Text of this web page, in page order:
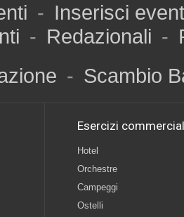
- Inserisci
- Redazionali -
- Scambio
Esercizi
Hotel
Orchestre
Campeggi
Ostelli